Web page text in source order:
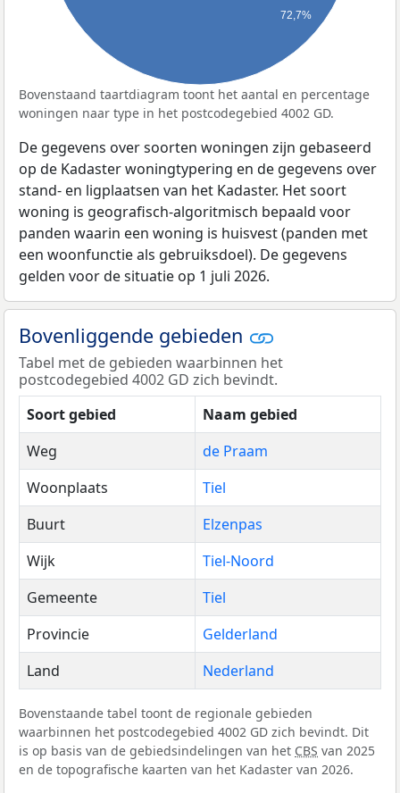
72,7%
Bovenstaand taartdiagram toont het aantal en percentage
woningen naar type in het postcodegebied 4002 GD.
De gegevens over soorten woningen zijn gebaseerd
op de Kadaster woningtypering en de gegevens over
stand- en ligplaatsen van het Kadaster. Het soort
woning is geografisch-algoritmisch bepaald voor
panden waarin een woning is huisvest (panden met
een woonfunctie als gebruiksdoel). De gegevens
gelden voor de situatie op 1 juli 2026.
Bovenliggende gebieden
Tabel met de gebieden waarbinnen het
postcodegebied 4002 GD zich bevindt.
Soort gebied
Naam gebied
Weg
de Praam
Woonplaats
Tiel
Buurt
Elzenpas
Wijk
Tiel-Noord
Gemeente
Tiel
Provincie
Gelderland
Land
Nederland
Bovenstaande tabel toont de regionale gebieden
waarbinnen het postcodegebied 4002 GD zich bevindt. Dit
is op basis van de gebiedsindelingen van het CBS van 2025
en de topografische kaarten van het Kadaster van 2026.